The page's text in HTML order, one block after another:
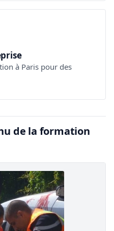
à Paris pour des
de la formation